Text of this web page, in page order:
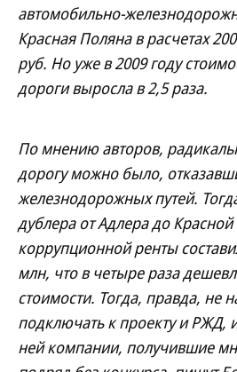
автомобильно-
Красная Поляна в расчетах
руб. Но уже в 2009 году
дороги выросла в 2,5 раза.
По мнению авторов,
дорогу можно было,
железнодорожных путей.
дублера от Адлера до
коррупционной ренты
млн, что в четыре раза
стоимости. Тогда, правда, не
подключать к проекту и РЖД,
ней компании, получившие